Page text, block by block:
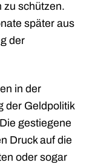
zu schützen.
später aus
der
in der
der Geldpolitik
gestiegene
Druck auf die
oder sogar